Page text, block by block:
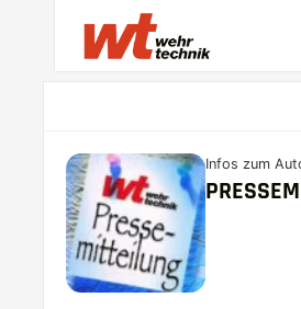
Infos zum